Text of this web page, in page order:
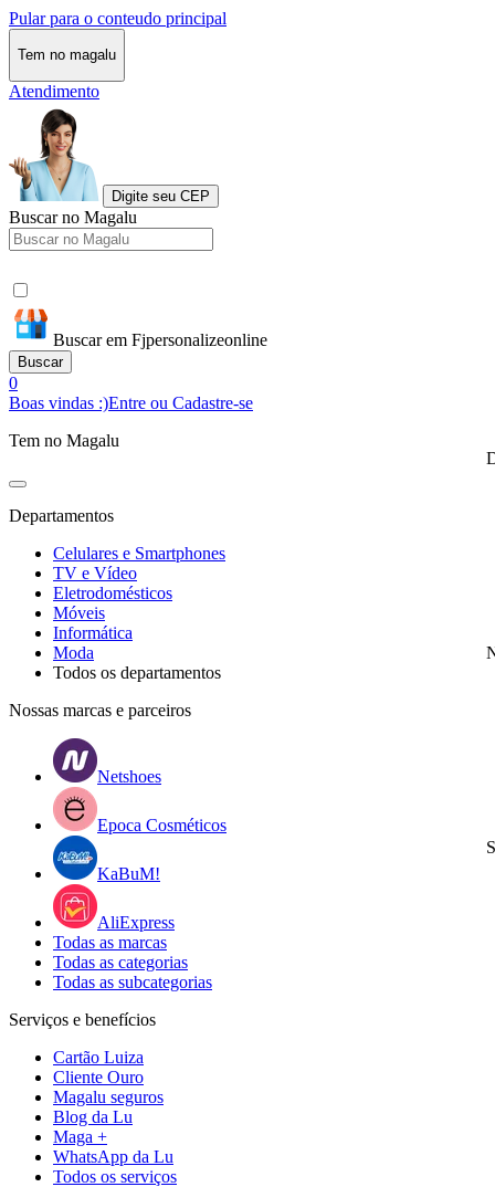
Pular para o conteudo principal
Tem no magalu
Atendimento
Digite seu CEP
Buscar no Magalu
Buscar em Fjpersonalizeonline
Buscar
0
Boas vindas :)Entre ou Cadastre-se
Tem no Magalu
Departamentos
Celulares e Smartphones
TV e Vídeo
Eletrodomésticos
Móveis
Informática
Moda
Todos os departamentos
Nossas marcas e parceiros
Netshoes
Epoca Cosméticos
KaBuM!
AliExpress
Todas as marcas
Todas as categorias
Todas as subcategorias
Serviços e benefícios
Cartão Luiza
Cliente Ouro
Magalu seguros
Blog da Lu
Maga +
WhatsApp da Lu
Todos os serviços